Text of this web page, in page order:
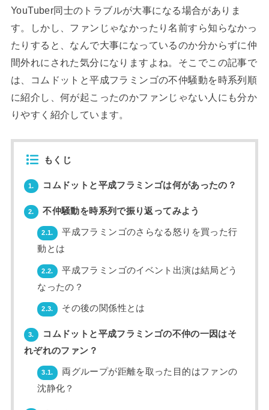
YouTuber同士のトラブルが大事になる場合がありま
す。しかし、ファンじゃなかったり名前すら知らなかっ
たりすると、なんで大事になっているのか分からずに仲
間外れにされた気分になりますよね。そこでこの記事で
は、コムドットと平成フラミンゴの不仲騒動を時系列順
に紹介し、何が起こったのかファンじゃない人にも分か
りやすく紹介しています。
もくじ
1. コムドットと平成フラミンゴは何があったの？
2. 不仲騒動を時系列で振り返ってみよう
2.1.
平成フラミンゴのさらなる怒りを買った行
動とは
2.2.
平成フラミンゴのイベント出演は結局どう
なったの？
2.3. その後の関係性とは
3.
コムドットと平成フラミンゴの不仲の一因はそ
れぞれのファン？
3.1.
両グループが距離を取った目的はファンの
沈静化？